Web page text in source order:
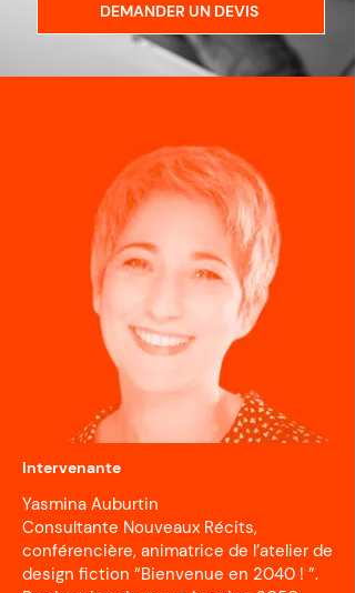
DEMANDER UN DEVIS
Intervenante
Yasmina Auburtin
Consultante Nouveaux Récits,
conférencière, animatrice de l’atelier de
design fiction “Bienvenue en 2040 ! ”.